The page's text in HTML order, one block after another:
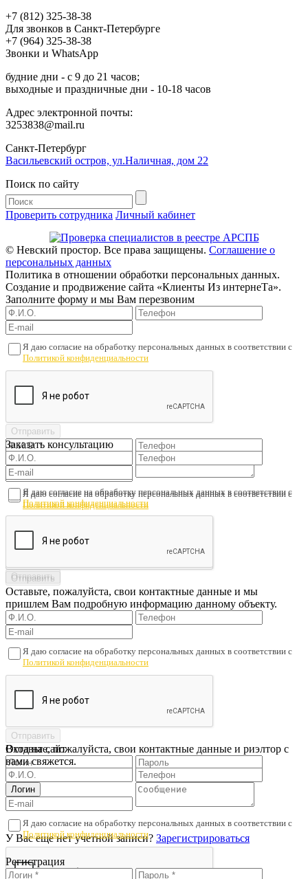
+7 (812) 325-38-38
Для звонков в Санкт-Петербурге
+7 (964) 325-38-38
Звонки и WhatsApp
будние дни - с 9 до 21 часов;
выходные и праздничные дни - 10-18 часов
Адрес электронной почты:
3253838@mail.ru
Cанкт-Петербург
Васильевский остров, ул.Наличная, дом 22
Поиск по сайту
Проверить сотрудника Личный кабинет
© Невский простор. Все права защищены. Соглашение о
персональных данных
Политика в отношении обработки персональных данных.
Создание и продвижение сайта «Клиенты Из интернеТа».
Заполните форму и мы Вам перезвоним
Я даю согласие на обработку персональных данных в соответствии с
Политикой конфиденциальности
Заказать консультацию
Я даю согласие на обработку персональных данных в соответствии с
Политикой конфиденциальности
Я даю согласие на обработку персональных данных в соответствии с
Политикой конфиденциальности
Оставьте, пожалуйста, свои контактные данные и мы
пришлем Вам подробную информацию данному объекту.
Я даю согласие на обработку персональных данных в соответствии с
Политикой конфиденциальности
Оставьте, пожалуйста, свои контактные данные и риэлтор с
вами свяжется.
Я даю согласие на обработку персональных данных в соответствии с
Политикой конфиденциальности
Вход на сайт
У Вас еще нет учетной записи? Зарегистрироваться
Регистрация
Проверьте подписанный договор